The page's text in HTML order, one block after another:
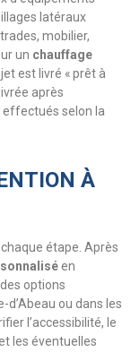
latéraux
mobilier,
un chauffage
est livré « prêt à
après
selon la
À
étape. Après
en
options
d’Abeau ou dans les
l’accessibilité, le
les éventuelles